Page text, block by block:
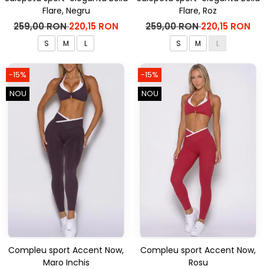
Flare, Negru
259,00 RON220,15 RON
S M L
Flare, Roz
259,00 RON220,15 RON
S M L
-15%
NOU
Compleu sport Accent Now,
Maro Inchis
-15%
NOU
Compleu sport Accent Now,
Rosu